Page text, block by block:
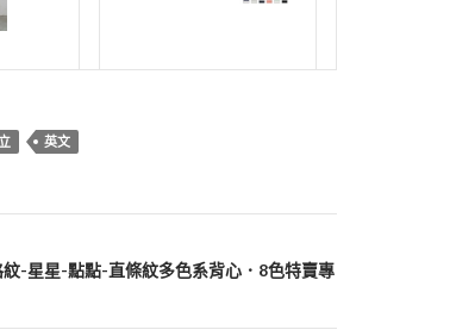
英文
-星星-點點-直條紋多色系背心．8色特賣專